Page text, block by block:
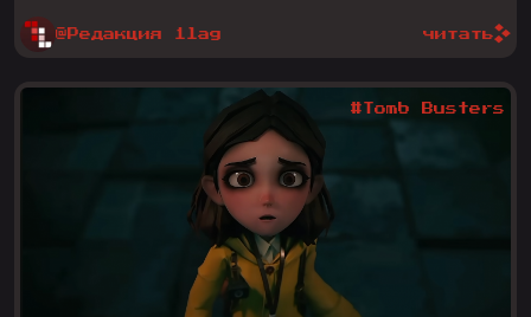
@Редакция 1lag читать
#Tomb Busters